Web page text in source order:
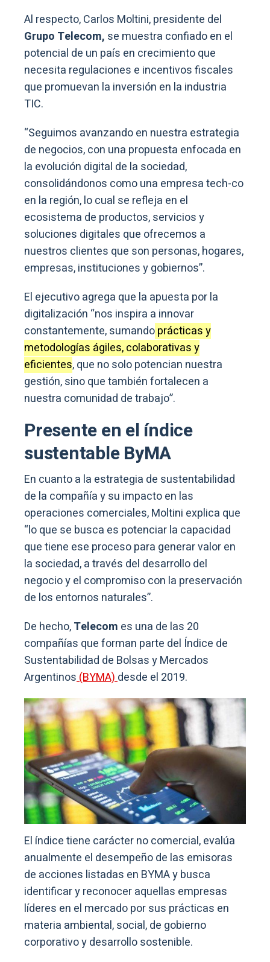
Al respecto, Carlos Moltini, presidente del
Grupo Telecom, se muestra confiado en el
potencial de un país en crecimiento que
necesita regulaciones e incentivos fiscales
que promuevan la inversión en la industria
TIC.
“Seguimos avanzando en nuestra estrategia
de negocios, con una propuesta enfocada en
la evolución digital de la sociedad,
consolidándonos como una empresa tech-co
en la región, lo cual se refleja en el
ecosistema de productos, servicios y
soluciones digitales que ofrecemos a
nuestros clientes que son personas, hogares,
empresas, instituciones y gobiernos”.
El ejecutivo agrega que la apuesta por la
digitalización “nos inspira a innovar
constantemente, sumandoprácticas y
metodologías ágiles, colaborativas y
eficientes, que no solo potencian nuestra
gestión, sino que también fortalecen a
nuestra comunidad de trabajo”.
Presente en el índice
sustentable ByMA
En cuanto a la estrategia de sustentabilidad
de la compañía y su impacto en las
operaciones comerciales, Moltini explica que
“lo que se busca es potenciar la capacidad
que tiene ese proceso para generar valor en
la sociedad, a través del desarrollo del
negocio y el compromiso con la preservación
de los entornos naturales”.
De hecho,Telecom es una de las 20
compañías que forman parte del Índice de
Sustentabilidad de Bolsas y Mercados
Argentinos(BYMA)desde el 2019.
El índice tiene carácter no comercial, evalúa
anualmente el desempeño de las emisoras
de acciones listadas en BYMA y busca
identificar y reconocer aquellas empresas
líderes en el mercado por sus prácticas en
materia ambiental, social, de gobierno
corporativo y desarrollo sostenible.